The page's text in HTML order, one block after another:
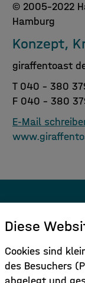
© 2005-2022
Hamburg
Konzept,
giraffentoast
T 040 - 380
F 040 - 380
E-Mail
Melden
Diese
Cookies sind
des Besuchers